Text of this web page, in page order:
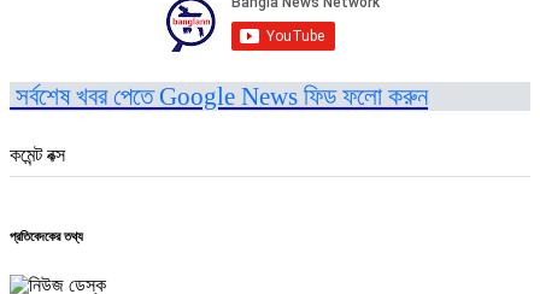
সর্বশেষ খবর পেতে Google News ফিড ফলো করুন
কমেন্ট বক্স
প্রতিবেদকের তথ্য